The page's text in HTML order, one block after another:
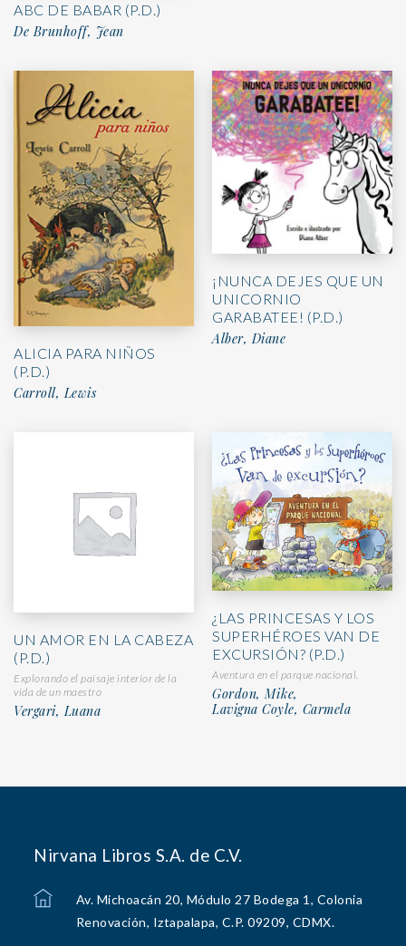
ABC DE BABAR (P.D.)
De Brunhoff, Jean
ALICIA PARA NIÑOS
(P.D.)
Carroll, Lewis
¡NUNCA DEJES QUE UN
UNICORNIO
GARABATEE! (P.D.)
Alber, Diane
UN AMOR EN LA CABEZA
(P.D.)
Explorando el paisaje interior de la
vida de un maestro
Vergari, Luana
¿LAS PRINCESAS Y LOS
SUPERHÉROES VAN DE
EXCURSIÓN? (P.D.)
Aventura en el parque nacional.
Gordon, Mike,
Lavigna Coyle, Carmela
Nirvana Libros S.A. de C.V.
Av. Michoacán 20, Módulo 27 Bodega 1, Colonia
Renovación, Iztapalapa, C.P. 09209, CDMX.